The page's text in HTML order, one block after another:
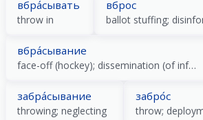
вбра́сывать
throw in
вброс
ballot stuffing;
вбра́сывание
face-off (hockey); dissemination (of information)
забра́сывание
throwing; neglecting
забро́с
throw;